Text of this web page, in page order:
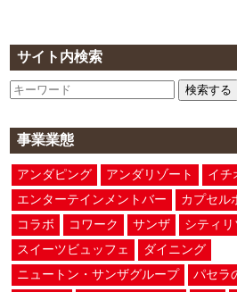
サイト内検索
検索する
事業業態
アンダピング アンダリゾート イチ
エンターテインメントバー
カプセル
コラボ
コワーク サンザ
シティ
スイーツビュッフェ
ダイニング
ニュートン・サンザグループ
パセラ